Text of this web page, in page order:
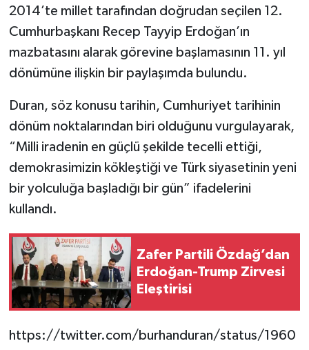
2014’te millet tarafından doğrudan seçilen 12.
Cumhurbaşkanı Recep Tayyip Erdoğan’ın
mazbatasını alarak görevine başlamasının 11. yıl
dönümüne ilişkin bir paylaşımda bulundu.
Duran, söz konusu tarihin, Cumhuriyet tarihinin
dönüm noktalarından biri olduğunu vurgulayarak,
“Milli iradenin en güçlü şekilde tecelli ettiği,
demokrasimizin kökleştiği ve Türk siyasetinin yeni
bir yolculuğa başladığı bir gün” ifadelerini
kullandı.
Zafer Partili Özdağ’dan
Erdoğan-Trump Zirvesi
Eleştirisi
https://twitter.com/burhanduran/status/1960